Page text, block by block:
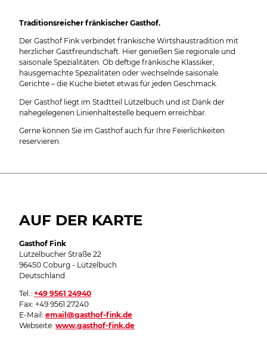
Traditionsreicher fränkischer Gasthof.
Der Gasthof Fink verbindet fränkische Wirtshaustradition mit
herzlicher Gastfreundschaft. Hier genießen Sie regionale und
saisonale Spezialitäten. Ob deftige fränkische Klassiker,
hausgemachte Spezialitäten oder wechselnde saisonale
Gerichte – die Küche bietet etwas für jeden Geschmack.
Der Gasthof liegt im Stadtteil Lützelbuch und ist Dank der
nahegelegenen Linienhaltestelle bequem erreichbar.
Gerne können Sie im Gasthof auch für Ihre Feierlichkeiten
reservieren.
AUF DER KARTE
Gasthof Fink
Lützelbucher Straße 22
96450 Coburg - Lützelbuch
Deutschland
Tel.: +49 9561 24940
Fax: +49 9561 27240
E-Mail: email@gasthof-fink.de
Webseite: www.gasthof-fink.de